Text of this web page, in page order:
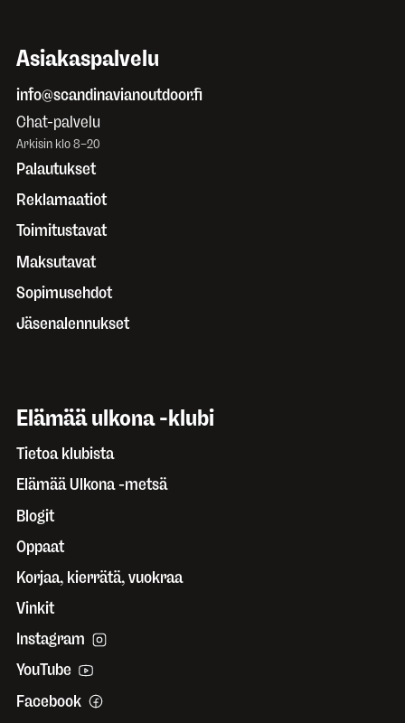
Asiakaspalvelu
info@scandinavianoutdoor.fi
Chat-palvelu
Arkisin klo 8–20
Palautukset
Reklamaatiot
Toimitustavat
Maksutavat
Sopimusehdot
Jäsenalennukset
Elämää ulkona -klubi
Tietoa klubista
Elämää Ulkona -metsä
Blogit
Oppaat
Korjaa, kierrätä, vuokraa
Vinkit
Instagram
YouTube
Facebook